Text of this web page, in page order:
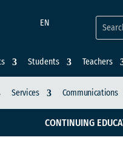
EN
Students Teachers
Services Communications
CONTINUING